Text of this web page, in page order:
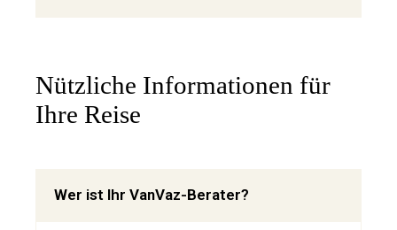
Nützliche Informationen für
Ihre Reise
Wer ist Ihr VanVaz-Berater?